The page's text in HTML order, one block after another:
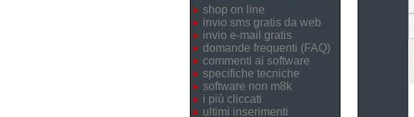
shop on line
invio sms gratis da web
invio e-mail gratis
domande frequenti (FAQ)
commenti ai software
specifiche tecniche
software non m8k
i più cliccati
ultimi inserimenti